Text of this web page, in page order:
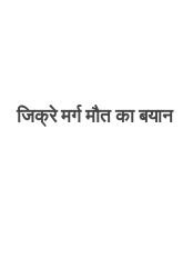
जिक्रे मर्ग मौत का बयान